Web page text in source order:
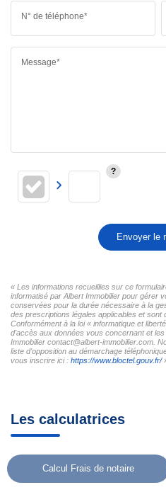
N° de téléphone*
Message*
Envoyer le
« Les informations recueillies sur ce
informatisé par Albert Immobilier pour gérer
conservées pour la durée nécessaire à la
des prescriptions légales applicables et sont
Conformément à la loi « informatique et
d'accès aux données vous concernant et
Immobilier contact@albert-immobilier.com.
liste d'opposition au démarchage
vous inscrire ici : https://www.bloctel.gouv.fr/
Les calculatrices
Calcul Frais de notaire